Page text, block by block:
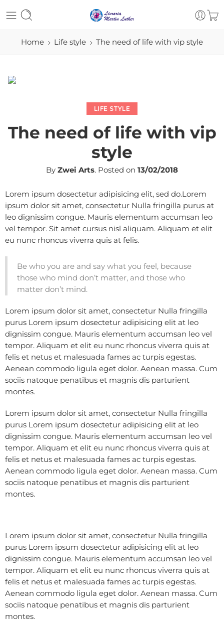
Home Life style The need of life with vip style
LIFE STYLE
The need of life with vip
style
By Zwei Arts. Posted on 13/02/2018
Lorem ipsum dosectetur adipisicing elit, sed do.Lorem
ipsum dolor sit amet, consectetur Nulla fringilla purus at
leo dignissim congue. Mauris elementum accumsan leo
vel tempor. Sit amet cursus nisl aliquam. Aliquam et elit
eu nunc rhoncus viverra quis at felis.
Be who you are and say what you feel, because
those who mind don’t matter, and those who
matter don’t mind.
Lorem ipsum dolor sit amet, consectetur Nulla fringilla
purus Lorem ipsum dosectetur adipisicing elit at leo
dignissim congue. Mauris elementum accumsan leo vel
tempor. Aliquam et elit eu nunc rhoncus viverra quis at
felis et netus et malesuada fames ac turpis egestas.
Aenean commodo ligula eget dolor. Aenean massa. Cum
sociis natoque penatibus et magnis dis parturient
montes.
Lorem ipsum dolor sit amet, consectetur Nulla fringilla
purus Lorem ipsum dosectetur adipisicing elit at leo
dignissim congue. Mauris elementum accumsan leo vel
tempor. Aliquam et elit eu nunc rhoncus viverra quis at
felis et netus et malesuada fames ac turpis egestas.
Aenean commodo ligula eget dolor. Aenean massa. Cum
sociis natoque penatibus et magnis dis parturient
montes.
Lorem ipsum dolor sit amet, consectetur Nulla fringilla
purus Lorem ipsum dosectetur adipisicing elit at leo
dignissim congue. Mauris elementum accumsan leo vel
tempor. Aliquam et elit eu nunc rhoncus viverra quis at
felis et netus et malesuada fames ac turpis egestas.
Aenean commodo ligula eget dolor. Aenean massa. Cum
sociis natoque penatibus et magnis dis parturient
montes.